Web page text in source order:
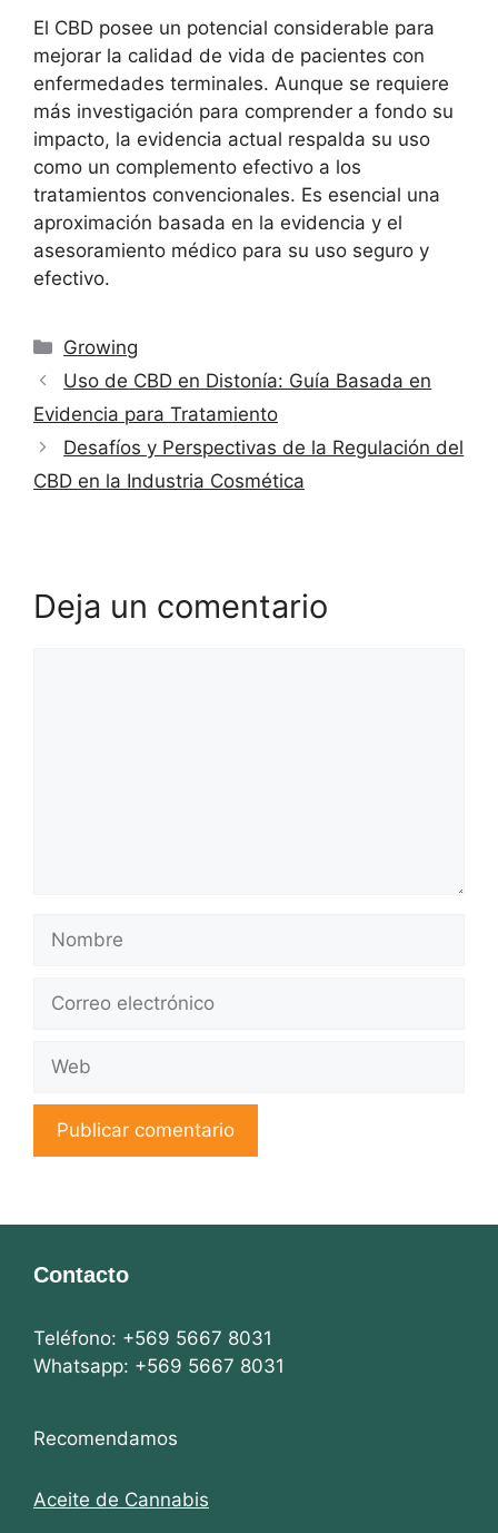
El CBD posee un potencial considerable para
mejorar la calidad de vida de pacientes con
enfermedades terminales. Aunque se requiere
más investigación para comprender a fondo su
impacto, la evidencia actual respalda su uso
como un complemento efectivo a los
tratamientos convencionales. Es esencial una
aproximación basada en la evidencia y el
asesoramiento médico para su uso seguro y
efectivo.
Categorías
Growing
Uso de CBD en Distonía: Guía Basada en
Evidencia para Tratamiento
Desafíos y Perspectivas de la Regulación del
CBD en la Industria Cosmética
Deja un comentario
electrónico
Contacto
Teléfono: +569 5667 8031
Whatsapp: +569 5667 8031
Recomendamos
Aceite de Cannabis